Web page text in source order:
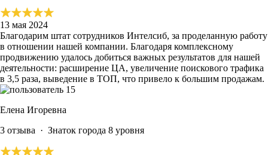
13 мая 2024
Благодарим штат сотрудников Интелсиб, за проделанную работу
в отношении нашей компании. Благодаря комплексному
продвижению удалось добиться важных результатов для нашей
деятельности: расширение ЦА, увеличение поискового трафика
в 3,5 раза, выведение в ТОП, что привело к большим продажам.
Елена Игоревна
3 отзыва · Знаток города 8 уровня